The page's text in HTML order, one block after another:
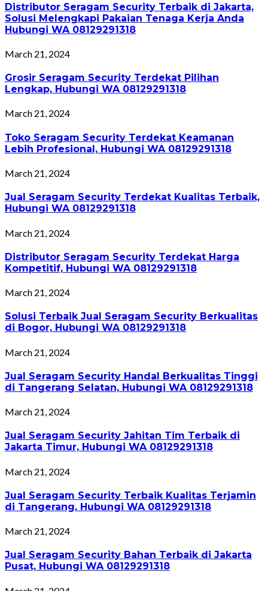
Distributor Seragam Security Terbaik di Jakarta,
Solusi Melengkapi Pakaian Tenaga Kerja Anda
Hubungi WA 08129291318
March 21, 2024
Grosir Seragam Security Terdekat Pilihan
Lengkap, Hubungi WA 08129291318
March 21, 2024
Toko Seragam Security Terdekat Keamanan
Lebih Profesional, Hubungi WA 08129291318
March 21, 2024
Jual Seragam Security Terdekat Kualitas Terbaik,
Hubungi WA 08129291318
March 21, 2024
Distributor Seragam Security Terdekat Harga
Kompetitif, Hubungi WA 08129291318
March 21, 2024
Solusi Terbaik Jual Seragam Security Berkualitas
di Bogor, Hubungi WA 08129291318
March 21, 2024
Jual Seragam Security Handal Berkualitas Tinggi
di Tangerang Selatan, Hubungi WA 08129291318
March 21, 2024
Jual Seragam Security Jahitan Tim Terbaik di
Jakarta Timur, Hubungi WA 08129291318
March 21, 2024
Jual Seragam Security Terbaik Kualitas Terjamin
di Tangerang, Hubungi WA 08129291318
March 21, 2024
Jual Seragam Security Bahan Terbaik di Jakarta
Pusat, Hubungi WA 08129291318